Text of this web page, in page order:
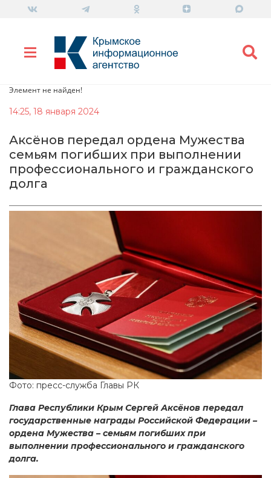
Элемент не найден!
14:25, 18 января 2024
Аксёнов передал ордена Мужества
семьям погибших при выполнении
профессионального и гражданского
долга
Фото: пресс-служба Главы РК
Глава Республики Крым Сергей Аксёнов передал
государственные награды Российской Федерации –
ордена Мужества – семьям погибших при
выполнении профессионального и гражданского
долга.